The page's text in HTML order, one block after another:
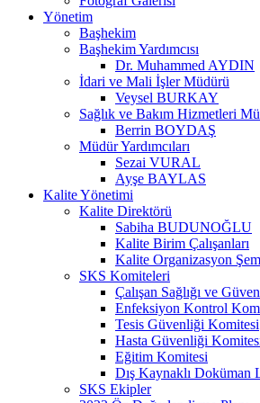
Yönetim
Başhekim
Başhekim Yardımcısı
Dr. Muhammed AYDIN
İdari ve Mali İşler Müdürü
Veysel BURKAY
Sağlık ve Bakım Hizmetleri
Berrin BOYDAŞ
Müdür Yardımcıları
Sezai VURAL
Ayşe BAYLAS
Kalite Yönetimi
Kalite Direktörü
Sabiha BUDUNOĞLU
Kalite Birim Çalışanları
Kalite Organizasyon
SKS Komiteleri
Çalışan Sağlığı ve
Enfeksiyon Kontrol
Tesis Güvenliği Komitesi
Hasta Güvenliği
Eğitim Komitesi
Dış Kaynaklı Doküman
SKS Ekipler